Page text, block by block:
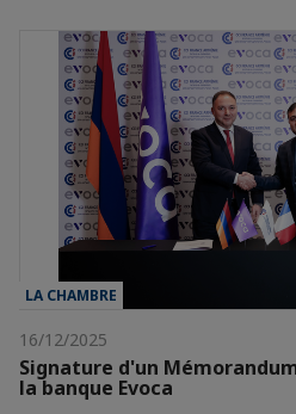
LA CHAMBRE
16/12/2025
Signature d'un
la banque Evoca